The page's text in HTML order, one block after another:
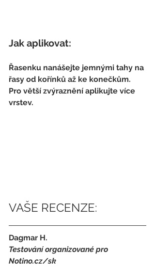
Jak aplikovat:
Řasenku nanášejte jemnými tahy na
řasy od kořínků až ke konečkům.
Pro větší zvýraznění aplikujte více
vrstev.
VAŠE RECENZE:
Dagmar H.
Testování organizované pro
Notino.cz/sk